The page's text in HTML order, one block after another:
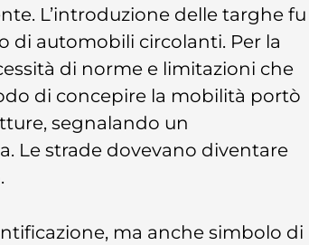
L’introduzione delle targhe fu
di automobili circolanti. Per la
di norme e limitazioni che
di concepire la mobilità portò
segnalando un
Le strade dovevano diventare
ma anche simbolo di